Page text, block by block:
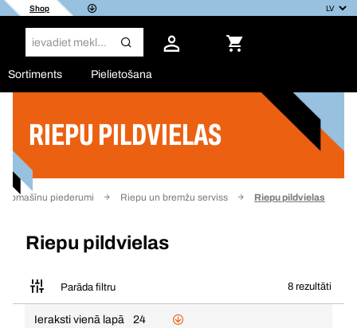
Shop
Sortiments Pielietošana
RIEPU PILDVIELAS
piederumi Riepu un bremžu serviss Riepu pildvielas
Riepu pildvielas
Parāda filtru 8 rezultāti
Filtrs
Ieraksti vienā lapā
24